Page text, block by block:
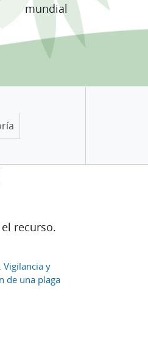
mundial
recurso.
Vigilancia y
de una plaga